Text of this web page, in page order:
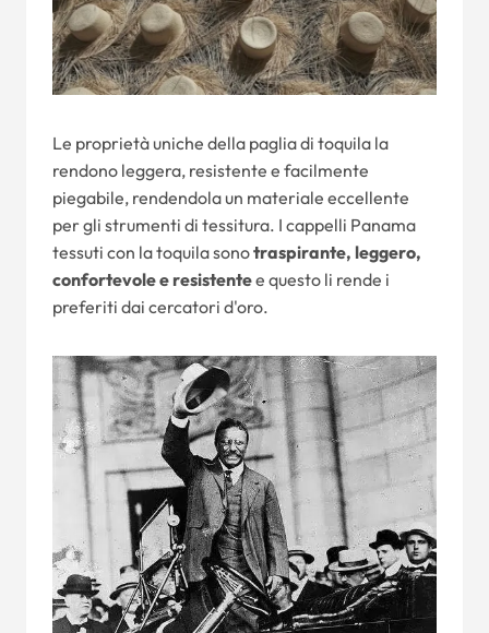
Le proprietà uniche della paglia di toquila la
rendono leggera, resistente e facilmente
piegabile, rendendola un materiale eccellente
per gli strumenti di tessitura. I cappelli Panama
tessuti con la toquila sonotraspirante, leggero,
confortevole e resistentee questo li rende i
preferiti dai cercatori d'oro.